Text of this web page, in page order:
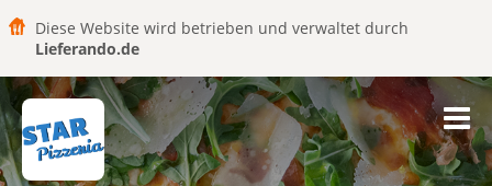
Diese Website wird betrieben und verwaltet durch
Lieferando.de